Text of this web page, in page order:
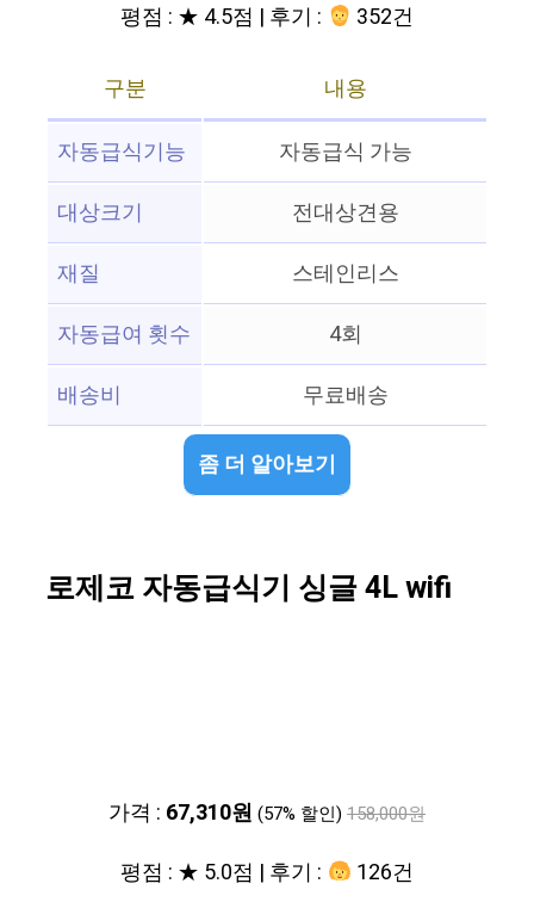
평점 : ★ 4.5점 | 후기 :
352건
구분
내용
자동급식기능
자동급식 가능
대상크기
전대상견용
재질
스테인리스
자동급여 횟수
4회
배송비
무료배송
좀 더 알아보기
로제코 자동급식기 싱글 4L wifi
가격 : 67,310원 (57% 할인) 158,000원
평점 : ★ 5.0점 | 후기 : 126건